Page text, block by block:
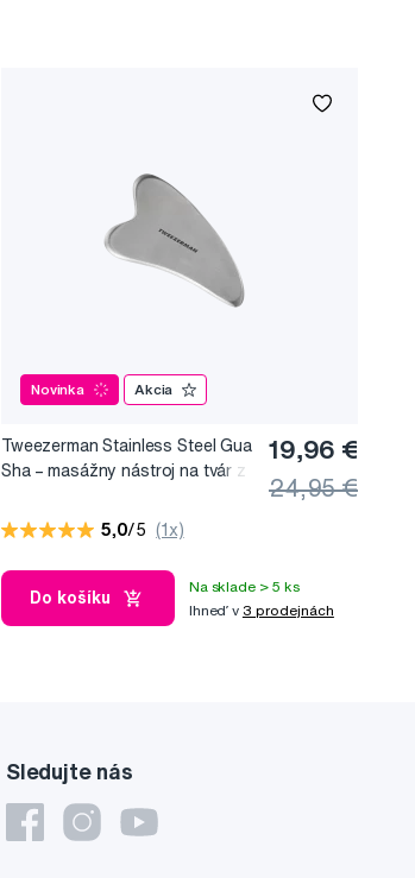
Novinka Akcia
Tweezerman Stainless Steel Gua
Sha –⁠⁠⁠⁠⁠⁠ masážny nástroj na tvár z
19,96 €
24,95 €
5,0/5 (1x)
Do košíku
Na sklade > 5 ks
Ihneď v 3 prodejnách
Sledujte nás